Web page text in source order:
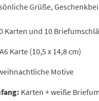
Grüße,
Karten und 10
A6 Karte (10,5 x 14,8 cm)
Motive
Karten + weiße